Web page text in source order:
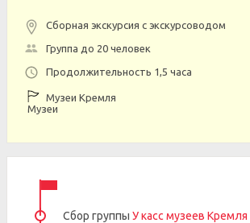
Сборная экскурсия с экскурсоводом
Группа до 20 человек
Продолжительность 1,5 часа
Музеи Кремля
Музеи
Сбор группы У касс музеев Кремля